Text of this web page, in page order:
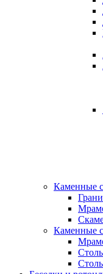
Каменные
Каменные